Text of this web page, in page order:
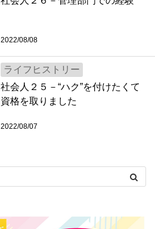
2022/08/08
ライフヒストリー
2022/08/07
社会人２５－“ハク”を付けたくて
資格を取りました